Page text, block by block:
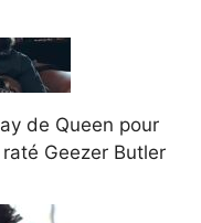
de Queen pour
Geezer Butler